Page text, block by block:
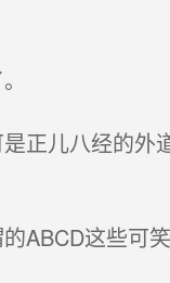
正儿八经的外
ABCD这些可笑